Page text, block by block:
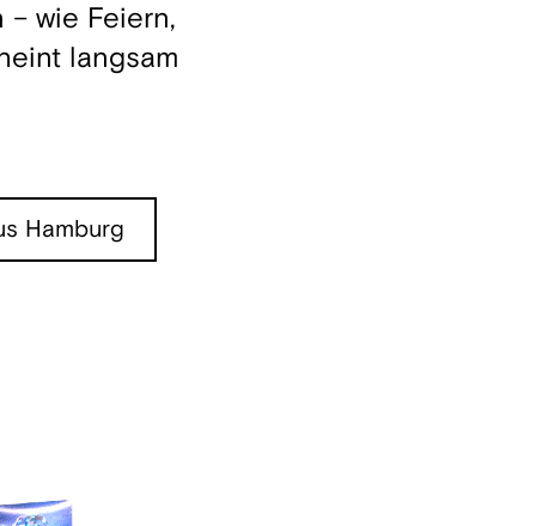
wie Feiern,
langsam
Hamburg